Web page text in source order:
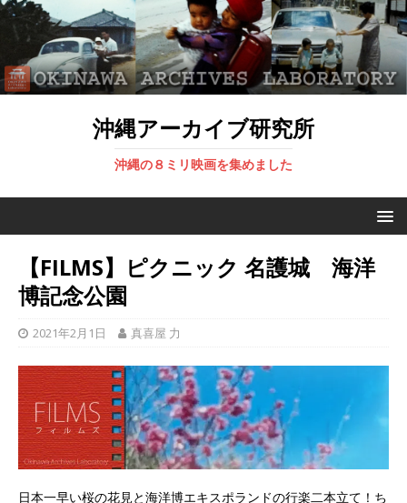
沖縄アーカイブ研究所
沖縄の８ミリ映画を集めました
【FILMS】ピクニック 名護城 海洋
博記念公園
2021年2月1日 真喜屋 力
日本一早い桜の花見と海洋博エキスポランドの行楽二本立て！ち